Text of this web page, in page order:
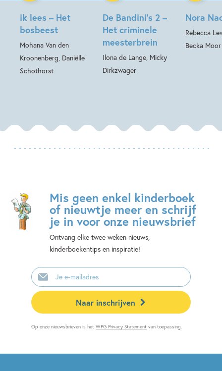
ik lees – Het
bosbeest
Mohana Van den
Kroonenberg, Daniëlle
Schothorst
De Bandini’s 2 –
Het criminele
meesterbrein
Ilona de Lange, Micky
Dirkzwager
Nora
Rebecca
Becka Moor
Mis geen enkel kinderboek
of nieuwtje meer en schrijf
je in voor onze nieuwsbrief
Ontvang elke twee weken nieuws,
kinderboekentips en inspiratie!
E-
mailadres
Naar inschrijven
Op onze nieuwsbrieven is hetWPG Privacy Statement van toepassing.